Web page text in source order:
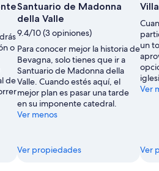
o
de
Santuario de Madonna
della Valle
9.4/10 (3 opiniones)
Para conocer mejor la historia de
Bevagna, solo tienes que ir a
Santuario de Madonna della
Valle. Cuando estés aquí, el
mejor plan es pasar una tarde
en su imponente catedral.
Ver menos
Ver propiedades
un
Ver
Ver